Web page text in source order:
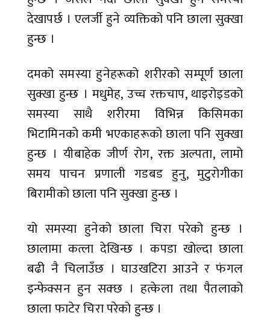
देखापर्छ । एलर्जी हुने व्यक्तिको पनि छाला सुक्खा
हुन्छ ।
दमको समस्या हुनेहरूको शरीरको सम्पूर्ण छाला
सुक्खा हुन्छ । मधुमेह, उच्च रक्तचाप, थाइरोइडको
समस्या साथै शरीरमा विभिन्न किसिमका
भिटामिनको कमी भएकाहरूको छाला पनि सुक्खा
हुन्छ । यीबाहेक जीर्ण रोग, रक्त अल्पता, लामो
समय पाचन प्रणाली गडबड हुनु, मुटुरोगीका
बिरामीको छाला पनि सुक्खा हुन्छ ।
यो समस्या हुनेको छाला चिरा परेको हुन्छ ।
छालामा कत्ला देखिन्छ । कपडा खोल्दा छाला
बढी नै चिलाउँछ । घाउखटिरा आउने र फंगल
इन्फेक्सन हुन सक्छ । हत्केला तथा पैतलाको
छाला फाटेर चिरा परेको हुन्छ ।